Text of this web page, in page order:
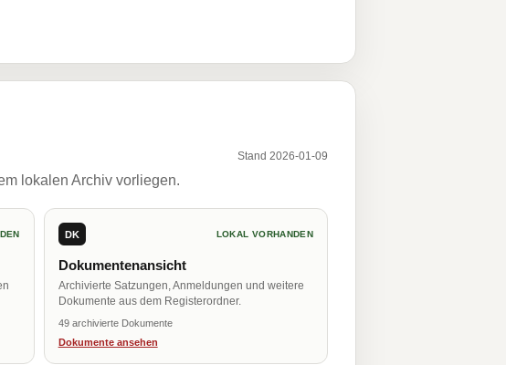
Stand 2026-01-09
lokalen Archiv vorliegen.
DK LOKAL VORHANDEN
Dokumentenansicht
Archivierte Satzungen, Anmeldungen und weitere
Dokumente aus dem Registerordner.
49 archivierte Dokumente
Dokumente ansehen